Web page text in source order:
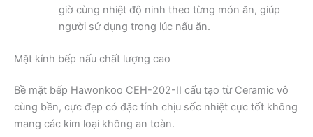
giờ cùng nhiệt độ ninh theo từng món ăn, giúp
người sử dụng trong lúc nấu ăn.
Mặt kính bếp nấu chất lượng cao
Bề mặt bếp Hawonkoo CEH-202-II cấu tạo từ Ceramic vô
cùng bền, cực đẹp có đặc tính chịu sốc nhiệt cực tốt không
mang các kim loại không an toàn.